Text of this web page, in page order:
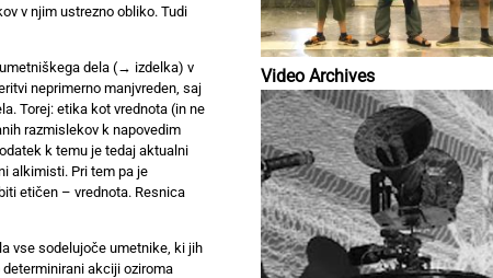
Video Archives
v njim ustrezno obliko. Tudi
dela (→ izdelka) v
neprimerno manjvreden, saj
Torej: etika kot vrednota (in ne
razmislekov k napovedim
k temu je tedaj aktualni
alkimisti. Pri tem pa je
etičen – vrednota. Resnica
vse sodelujoče umetnike, ki jih
akciji oziroma